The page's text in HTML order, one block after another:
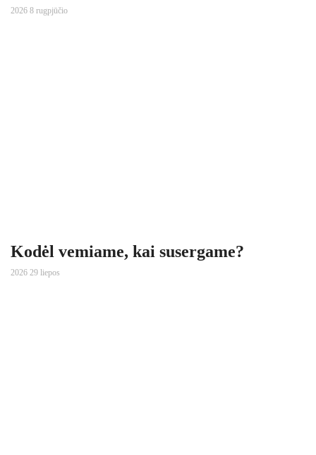
2026 8 rugpjūčio
Kodėl vemiame, kai susergame?
2026 29 liepos